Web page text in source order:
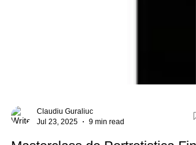
Jul 23, 2025
9 min read